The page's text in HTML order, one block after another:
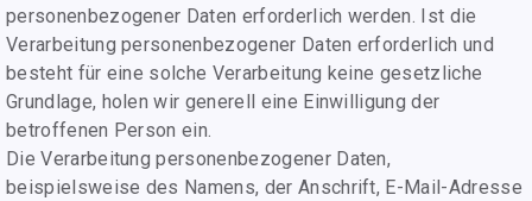
Kontakt
personenbezogener Daten erforderlich werden. Ist die
Verarbeitung personenbezogener Daten erforderlich und
besteht für eine solche Verarbeitung keine gesetzliche
Grundlage, holen wir generell eine Einwilligung der
betroffenen Person ein.
Die Verarbeitung personenbezogener Daten,
beispielsweise des Namens, der Anschrift, E-Mail-Adresse